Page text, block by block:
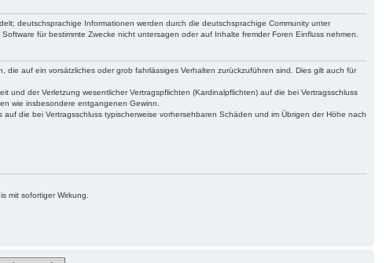
deutschsprachige Informationen werden durch die deutschsprachige Community unter
für bestimmte Zwecke nicht untersagen oder auf Inhalte fremder Foren Einfluss nehmen.
auf ein vorsätzliches oder grob fahrlässiges Verhalten zurückzuführen sind. Dies gilt auch für
der Verletzung wesentlicher Vertragspflichten (Kardinalpflichten) auf die bei Vertragsschluss
wie insbesondere entgangenen Gewinn.
die bei Vertragsschluss typischerweise vorhersehbaren Schäden und im Übrigen der Höhe nach
mit sofortiger Wirkung.